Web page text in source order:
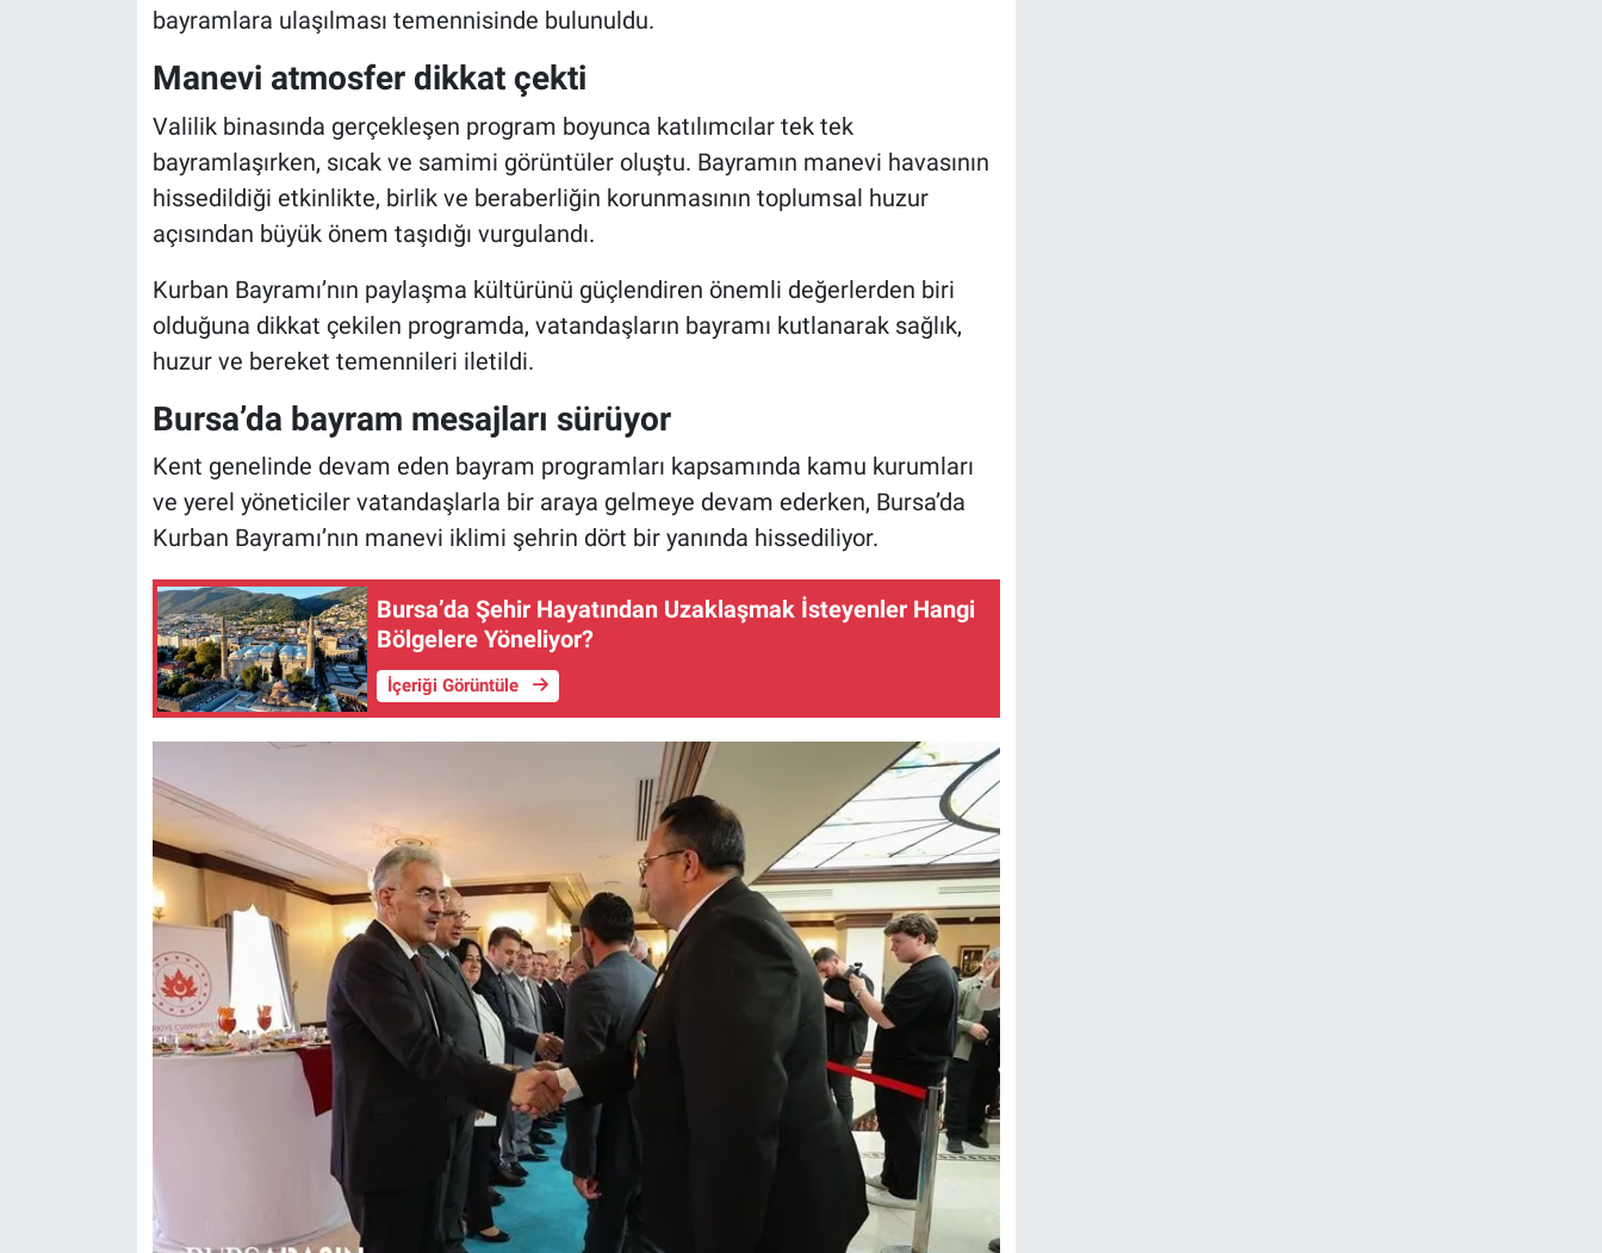
bayramlara ulaşılması temennisinde bulunuldu.
Manevi atmosfer dikkat çekti
Valilik binasında gerçekleşen program boyunca katılımcılar tek tek
bayramlaşırken, sıcak ve samimi görüntüler oluştu. Bayramın manevi havasının
hissedildiği etkinlikte, birlik ve beraberliğin korunmasının toplumsal huzur
açısından büyük önem taşıdığı vurgulandı.
Kurban Bayramı’nın paylaşma kültürünü güçlendiren önemli değerlerden biri
olduğuna dikkat çekilen programda, vatandaşların bayramı kutlanarak sağlık,
huzur ve bereket temennileri iletildi.
Bursa’da bayram mesajları sürüyor
Kent genelinde devam eden bayram programları kapsamında kamu kurumları
ve yerel yöneticiler vatandaşlarla bir araya gelmeye devam ederken, Bursa’da
Kurban Bayramı’nın manevi iklimi şehrin dört bir yanında hissediliyor.
Bursa’da Şehir Hayatından Uzaklaşmak İsteyenler Hangi
Bölgelere Yöneliyor?
İçeriği Görüntüle